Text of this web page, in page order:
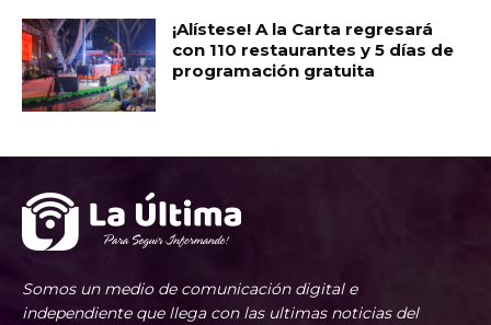
¡Alístese! A la Carta regresará
con 110 restaurantes y 5 días de
programación gratuita
Somos un medio de comunicación digital e
independiente que llega con las ultimas noticias del